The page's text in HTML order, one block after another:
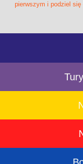
pierwszym i podziel